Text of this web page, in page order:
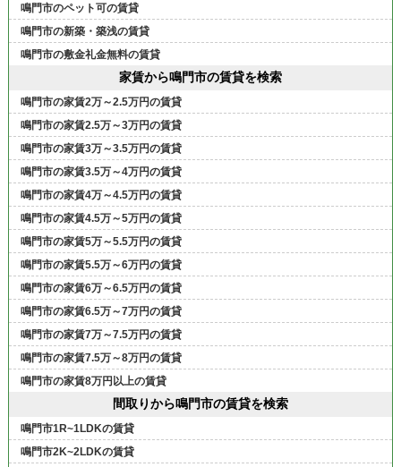
鳴門市のペット可の賃貸
鳴門市の新築・築浅の賃貸
鳴門市の敷金礼金無料の賃貸
家賃から鳴門市の賃貸を検索
鳴門市の家賃2万～2.5万円の賃貸
鳴門市の家賃2.5万～3万円の賃貸
鳴門市の家賃3万～3.5万円の賃貸
鳴門市の家賃3.5万～4万円の賃貸
鳴門市の家賃4万～4.5万円の賃貸
鳴門市の家賃4.5万～5万円の賃貸
鳴門市の家賃5万～5.5万円の賃貸
鳴門市の家賃5.5万～6万円の賃貸
鳴門市の家賃6万～6.5万円の賃貸
鳴門市の家賃6.5万～7万円の賃貸
鳴門市の家賃7万～7.5万円の賃貸
鳴門市の家賃7.5万～8万円の賃貸
鳴門市の家賃8万円以上の賃貸
間取りから鳴門市の賃貸を検索
鳴門市1R~1LDKの賃貸
鳴門市2K~2LDKの賃貸